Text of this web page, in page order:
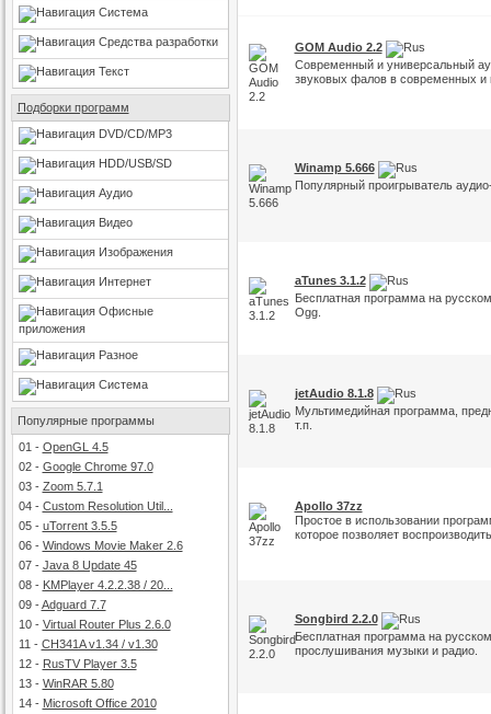
Система
Средства разработки
Текст
Подборки программ
DVD/CD/MP3
HDD/USB/SD
Аудио
Видео
Изображения
Интернет
Офисные
приложения
Разное
Система
Популярные программы
01 - OpenGL 4.5
02- Google Chrome 97.0
03- Zoom 5.7.1
04- Custom Resolution Util...
05- uTorrent 3.5.5
06- Windows Movie Maker 2.6
07- Java 8 Update 45
08- KMPlayer 4.2.2.38 / 20...
09-Adguard 7.7
10- Virtual Router Plus 2.6.0
11 - CH341A v1.34 / v1.30
12- RusTV Player 3.5
13- WinRAR 5.80
14- Microsoft Office 2010
GOM Audio 2.2
Современный и универсальный
звуковых фалов в современных
Winamp 5.666
Популярный проигрыватель
aTunes 3.1.2
Бесплатная программа на
Ogg.
jetAudio 8.1.8
Мультимедийная программа,
т.п.
Apollo 37zz
Простое в использовании
которое позволяет
Songbird 2.2.0
Бесплатная программа на
прослушивания музыки и радио.